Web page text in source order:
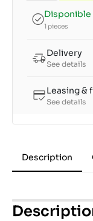
Disponible
1 pieces
Delivery
See details
Leasing &
See details
Description